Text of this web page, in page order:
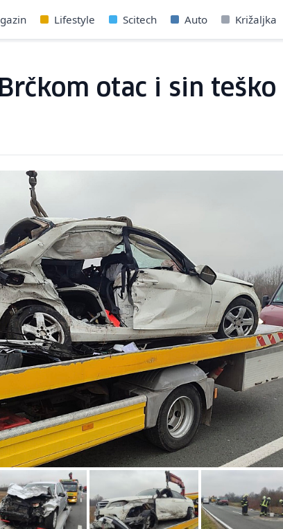
Lifestyle Scitech Auto Križaljka
otac i sin